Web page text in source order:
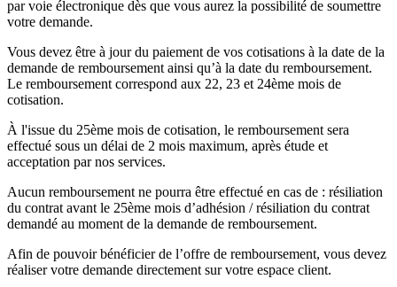
par voie électronique dès que vous aurez la possibilité de soumettre
votre demande.
Vous devez être à jour du paiement de vos cotisations à la date de la
demande de remboursement ainsi qu’à la date du remboursement.
Le remboursement correspond aux 22, 23 et 24ème mois de
cotisation.
À l'issue du 25ème mois de cotisation, le remboursement sera
effectué sous un délai de 2 mois maximum, après étude et
acceptation par nos services.
Aucun remboursement ne pourra être effectué en cas de : résiliation
du contrat avant le 25ème mois d’adhésion / résiliation du contrat
demandé au moment de la demande de remboursement.
Afin de pouvoir bénéficier de l’offre de remboursement, vous devez
réaliser votre demande directement sur votre espace client.